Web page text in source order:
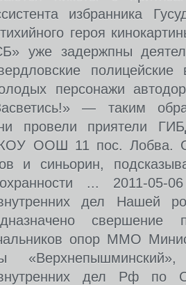
избранника
героя
уже задержпны
персонажи
— таким
провели приятели
ООШ 11 пос. Лобва.
и синьорин,
... 2011-05-
дел Нашей
свершение
опор ММО
дел Рф по